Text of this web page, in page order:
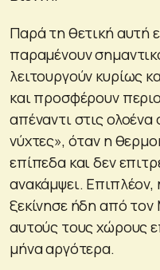
Παρά τη θετική αυτή
παραμένουν
λειτουργούν κυρίως
και προσφέρουν
απέναντι στις
νύχτες», όταν η
επίπεδα και δεν
ανακάμψει.
ξεκίνησε ήδη από
αυτούς τους χώρους
μήνα αργότερα.